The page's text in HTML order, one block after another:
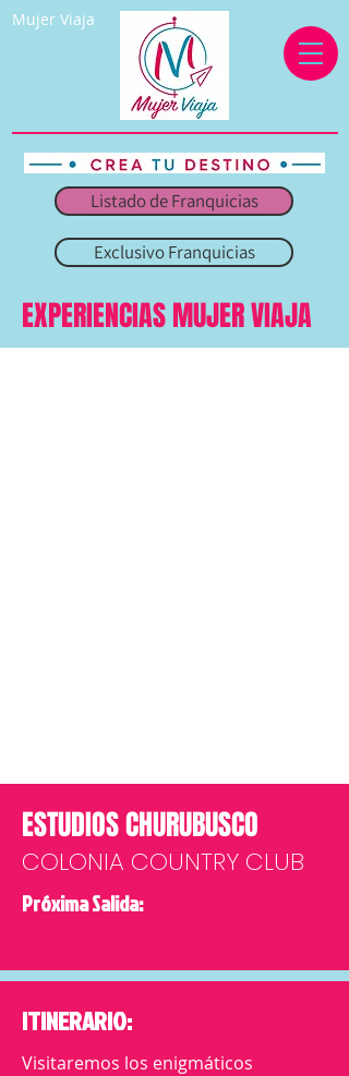
Mujer Viaja
Listado de Franquicias
Exclusivo Franquicias
EXPERIENCIAS MUJER VIAJA
ESTUDIOS CHURUBUSCO
COLONIA COUNTRY CLUB
Próxima Salida:
ITINERARIO:
Visitaremos los enigmáticos